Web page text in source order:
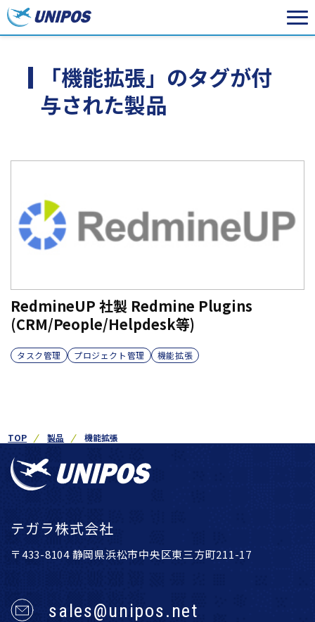
「機能拡張」のタグが付
与された製品
RedmineUP 社製 Redmine Plugins
(CRM/People/Helpdesk等)
タスク管理 プロジェクト管理 機能拡張
TOP 製品 機能拡張
テガラ株式会社
〒433-8104 静岡県浜松市中央区東三方町211-17
sales@unipos.net